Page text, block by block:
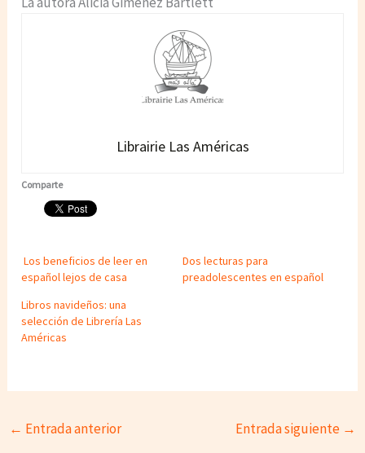
Librairie Las Américas
Comparte
Los beneficios de leer en
español lejos de casa
Dos lecturas para
preadolescentes en español
Libros navideños: una
selección de Librería Las
Américas
← Entrada anterior Entrada siguiente →